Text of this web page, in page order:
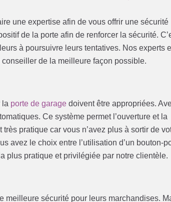
une expertise afin de vous offrir une sécurité
de la porte afin de renforcer la sécurité.
à poursuivre leurs tentatives. Nos experts
de la meilleure façon possible.
la porte de garage doivent être appropriées.
Ce système permet l’ouverture et la
pratique car vous n’avez plus à sortir de
avez le choix entre l’utilisation d’un bouton-
plus pratique et privilégiée par notre clientèle.
meilleure sécurité pour leurs marchandises.